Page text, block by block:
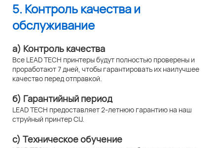
5. Контроль качества и
обслуживание
а) Контроль качества
Все LEAD TECH принтеры будут полностью проверены и
проработают 7 дней, чтобы гарантировать их наилучшее
качество перед отправкой.
б) Гарантийный период
LEAD TECH предоставляет 2-летнюю гарантию на наш
струйный принтер CIJ.
c) Техническое обучение